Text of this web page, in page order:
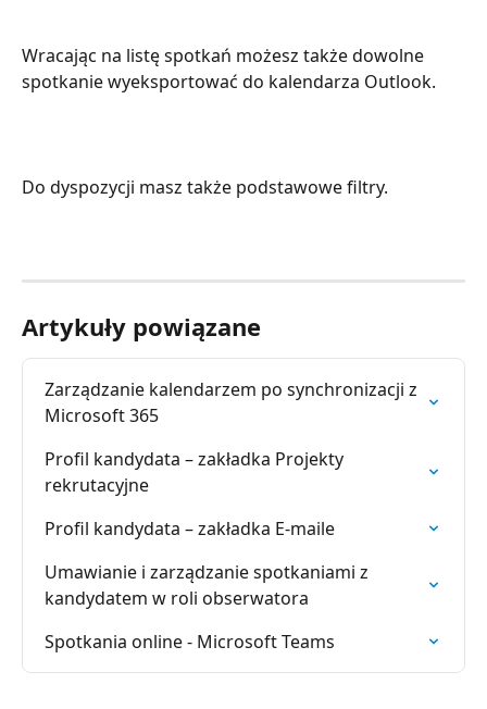
Wracając na listę spotkań możesz także dowolne
spotkanie wyeksportować do kalendarza Outlook.
Do dyspozycji masz także podstawowe filtry.
Artykuły powiązane
Zarządzanie kalendarzem po synchronizacji z
Microsoft 365
Profil kandydata – zakładka Projekty
rekrutacyjne
Profil kandydata – zakładka E-maile
Umawianie i zarządzanie spotkaniami z
kandydatem w roli obserwatora
Spotkania online - Microsoft Teams